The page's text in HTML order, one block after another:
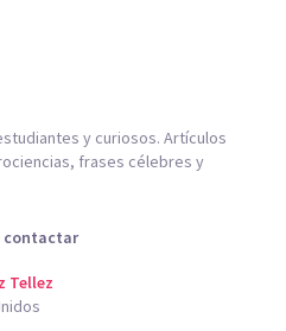
y curiosos. Artículos
frases célebres y
contactar
Tellez